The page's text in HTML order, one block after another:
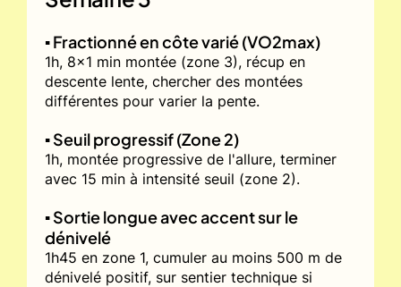
▪️ Fractionné en côte varié (VO2max)
1h, 8x1 min montée (zone 3), récup en
descente lente, chercher des montées
différentes pour varier la pente.
▪️ Seuil progressif (Zone 2)
1h, montée progressive de l'allure, terminer
avec 15 min à intensité seuil (zone 2).
▪️ Sortie longue avec accent sur le
dénivelé
1h45 en zone 1, cumuler au moins 500 m de
dénivelé positif, sur sentier technique si